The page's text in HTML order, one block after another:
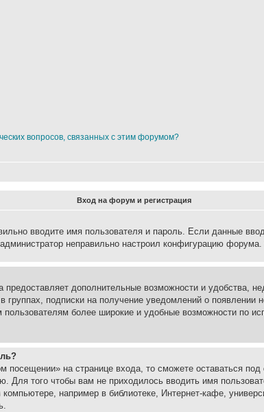
вопросов, связанных с этим форумом?
Вход на форум и регистрация
вводите имя пользователя и пароль. Если данные
неправильно настроил конфигурацию
дополнительные возможности и удобства,
группах, подписки на получение уведомлений о
пользователям более широкие и удобные возможности
посещении» на странице входа, то сможете оставаться
Для того чтобы вам не приходилось вводить имя
например в библиотеке, Интернет-кафе,